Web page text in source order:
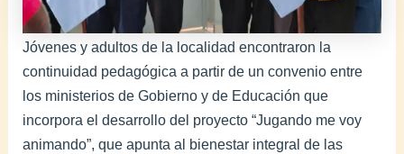
Jóvenes y adultos de la localidad encontraron la
continuidad pedagógica a partir de un convenio entre
los ministerios de Gobierno y de Educación que
incorpora el desarrollo del proyecto “Jugando me voy
animando”, que apunta al bienestar integral de las